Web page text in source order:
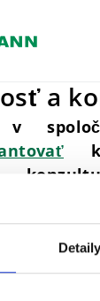
Detaily
obsah
a
Externe